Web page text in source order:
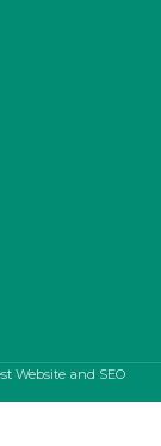
Website and SEO